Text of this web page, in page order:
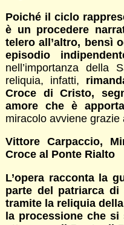
Poiché il ciclo
è un procedere
telero all’altro, bensì
episodio
nell’importanza della
reliquia, infatti,
Croce di Cristo,
amore che è
miracolo avviene grazie
Vittore Carpaccio,
Croce al Ponte Rialto
L’opera racconta la
parte del patriarca di
tramite la reliquia
la processione che si